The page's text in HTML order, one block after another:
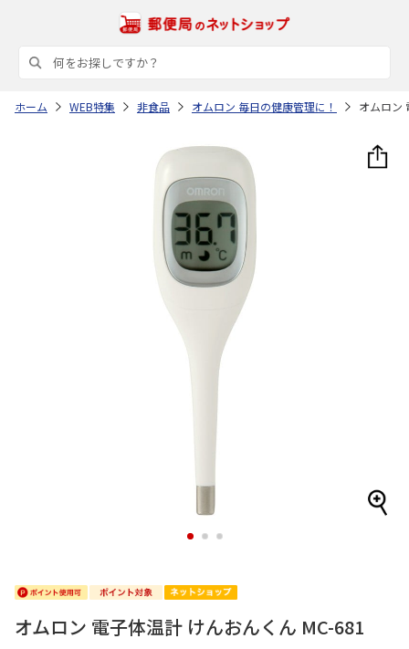
ホーム WEB特集 非食品 オムロン 毎日の健康管理に！ オムロン
1 2 3
オムロン 電子体温計 けんおんくん MC-681